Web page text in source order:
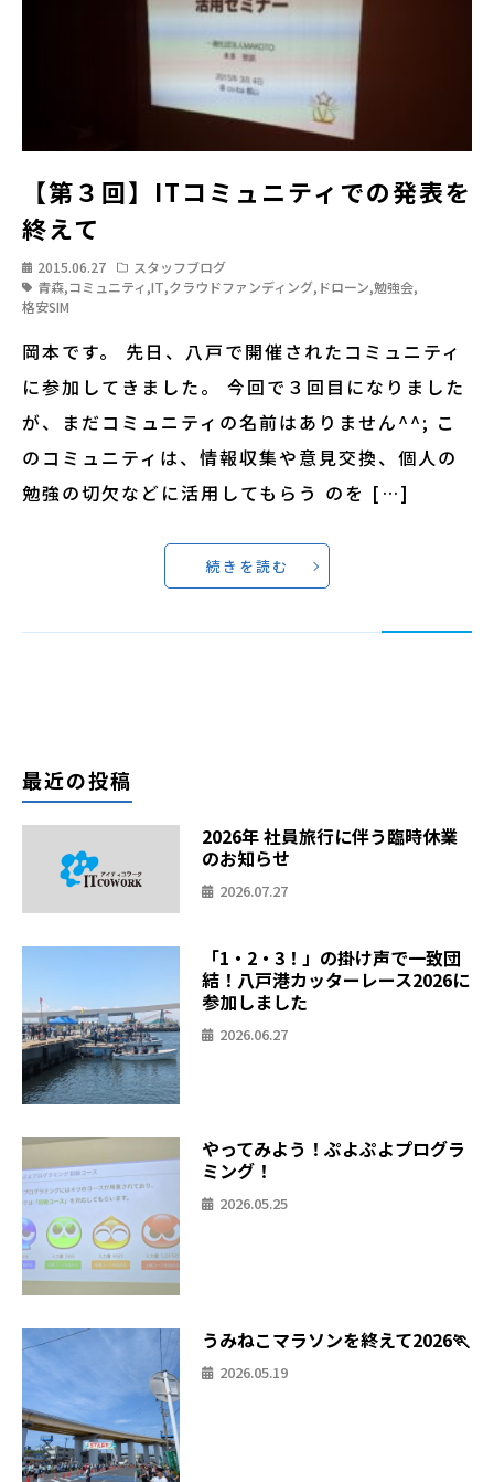
【第３回】ITコミュニティでの発表を
終えて
2015.06.27
スタッフブログ
青森,コミュニティ,IT,クラウドファンディング, ドローン,勉強会,
格安SIM
岡本です。 先日、八戸で開催されたコミュニティ
に参加してきました。 今回で３回目になりました
が、まだコミュニティの名前はありません^^; こ
のコミュニティは、情報収集や意見交換、個人の
勉強の切欠などに活用してもらう のを […]
続きを読む
最近の投稿
2026年 社員旅行に伴う臨時休業
のお知らせ
2026.07.27
「1・2・3！」の掛け声で一致団
結！八戸港カッターレース2026に
参加しました
2026.06.27
やってみよう！ぷよぷよプログラ
ミング！
2026.05.25
うみねこマラソンを終えて2026🏃
2026.05.19